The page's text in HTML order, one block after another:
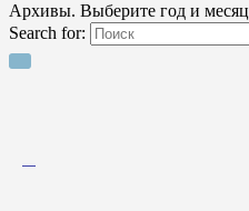
Архивы. Выберите год и месяц
Search for: